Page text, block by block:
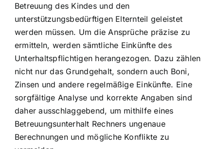
Betreuung des Kindes und den
unterstützungsbedürftigen Elternteil geleistet
werden müssen. Um die Ansprüche präzise zu
ermitteln, werden sämtliche Einkünfte des
Unterhaltspflichtigen herangezogen. Dazu zählen
nicht nur das Grundgehalt, sondern auch Boni,
Zinsen und andere regelmäßige Einkünfte. Eine
sorgfältige Analyse und korrekte Angaben sind
daher ausschlaggebend, um mithilfe eines
Betreuungsunterhalt Rechners ungenaue
Berechnungen und mögliche Konflikte zu